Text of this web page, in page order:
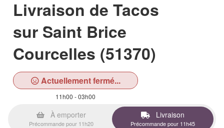
Livraison de Tacos
sur Saint Brice
Courcelles (51370)
Actuellement fermé...
11h00 - 03h00
À emporter
Précommande pour 11h20
Livraison
Précommande pour 11h45